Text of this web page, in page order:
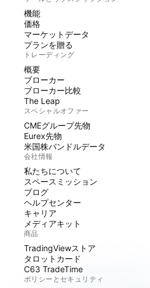
機能
価格
マーケットデータ
プランを贈る
トレーディング
概要
ブローカー
ブローカー比較
The Leap
スペシャルオファー
CMEグループ先物
Eurex先物
米国株バンドルデータ
会社情報
私たちについて
スペースミッション
ブログ
ヘルプセンター
キャリア
メディアキット
商品
TradingViewストア
タロットカード
C63 TradeTime
ポリシーとセキュリティ